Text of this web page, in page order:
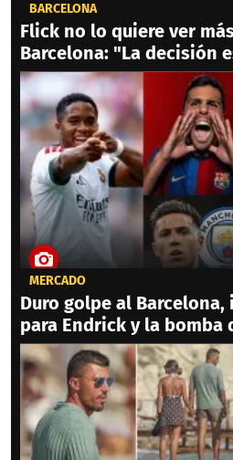
BARCELONA
Flick no lo quiere ver
Barcelona: "La decisión
MERCADO
Duro golpe al
para Endrick y la bomba